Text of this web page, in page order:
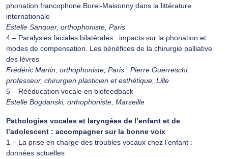
phonation francophone Borel-Maisonny dans la littérature
internationale
Estelle Sanquer, orthophoniste, Paris
4 – Paralysies faciales bilatérales : impacts sur la phonation et
modes de compensation. Les bénéfices de la chirurgie palliative
des lèvres
Frédéric Martin, orthophoniste, Paris ; Pierre Guerreschi,
professeur, chirurgien plasticien et esthétique, Lille
5 – Rééducation vocale en biofeedback
Estelle Bogdanski, orthophoniste, Marseille
Pathologies vocales et laryngées de l’enfant et de
l’adolescent : accompagner sur la bonne voix
1 – La prise en charge des troubles vocaux chez l’enfant :
données actuelles